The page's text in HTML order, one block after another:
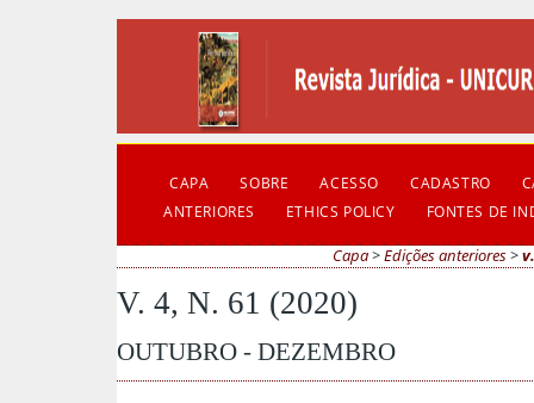
CAPA SOBRE ACESSO CADASTRO
ANTERIORES
ETHICS POLICY FONTES DE
Capa>Edições anteriores>
V. 4, N. 61 (2020)
OUTUBRO - DEZEMBRO